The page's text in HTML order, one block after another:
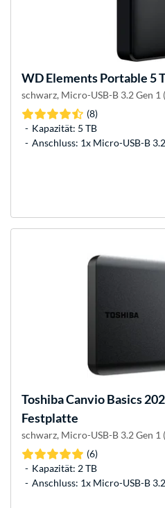
WDElements Portable 5
schwarz, Micro-USB-B 3.2 Gen 1
(8)
Kapazität: 5 TB
Anschluss: 1x Micro-USB-B
ToshibaCanvio Basics
Festplatte
schwarz, Micro-USB-B 3.2 Gen 1
(6)
Kapazität: 2 TB
Anschluss: 1x Micro-USB-B